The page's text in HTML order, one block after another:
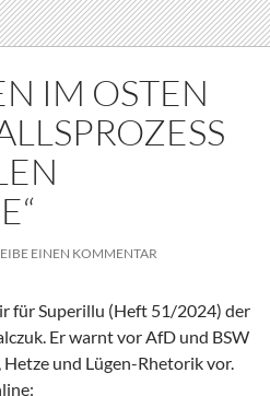
IM OSTEN
EINEN KOMMENTAR
für Superillu (Heft 51/2024) der
Er warnt vor AfD und BSW
und Lügen-Rhetorik vor.